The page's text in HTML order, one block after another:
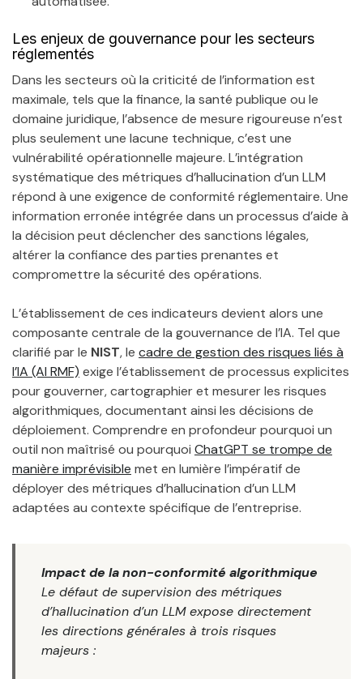
Les enjeux de gouvernance pour les secteurs
réglementés
Dans les secteurs où la criticité de l’information est
maximale, tels que la finance, la santé publique ou le
domaine juridique, l’absence de mesure rigoureuse n’est
plus seulement une lacune technique, c’est une
vulnérabilité opérationnelle majeure. L’intégration
systématique des métriques d’hallucination d’un LLM
répond à une exigence de conformité réglementaire. Une
information erronée intégrée dans un processus d’aide à
la décision peut déclencher des sanctions légales,
altérer la confiance des parties prenantes et
compromettre la sécurité des opérations.
L’établissement de ces indicateurs devient alors une
composante centrale de la gouvernance de l’IA. Tel que
clarifié par le NIST, le cadre de gestion des risques liés à
l’IA (AI RMF) exige l’établissement de processus explicites
pour gouverner, cartographier et mesurer les risques
algorithmiques, documentant ainsi les décisions de
déploiement. Comprendre en profondeur pourquoi un
outil non maîtrisé ou pourquoi ChatGPT se trompe de
manière imprévisible met en lumière l’impératif de
déployer des métriques d’hallucination d’un LLM
adaptées au contexte spécifique de l’entreprise.
Impact de la non-conformité algorithmique
Le défaut de supervision des métriques
d’hallucination d’un LLM expose directement
les directions générales à trois risques
majeurs :